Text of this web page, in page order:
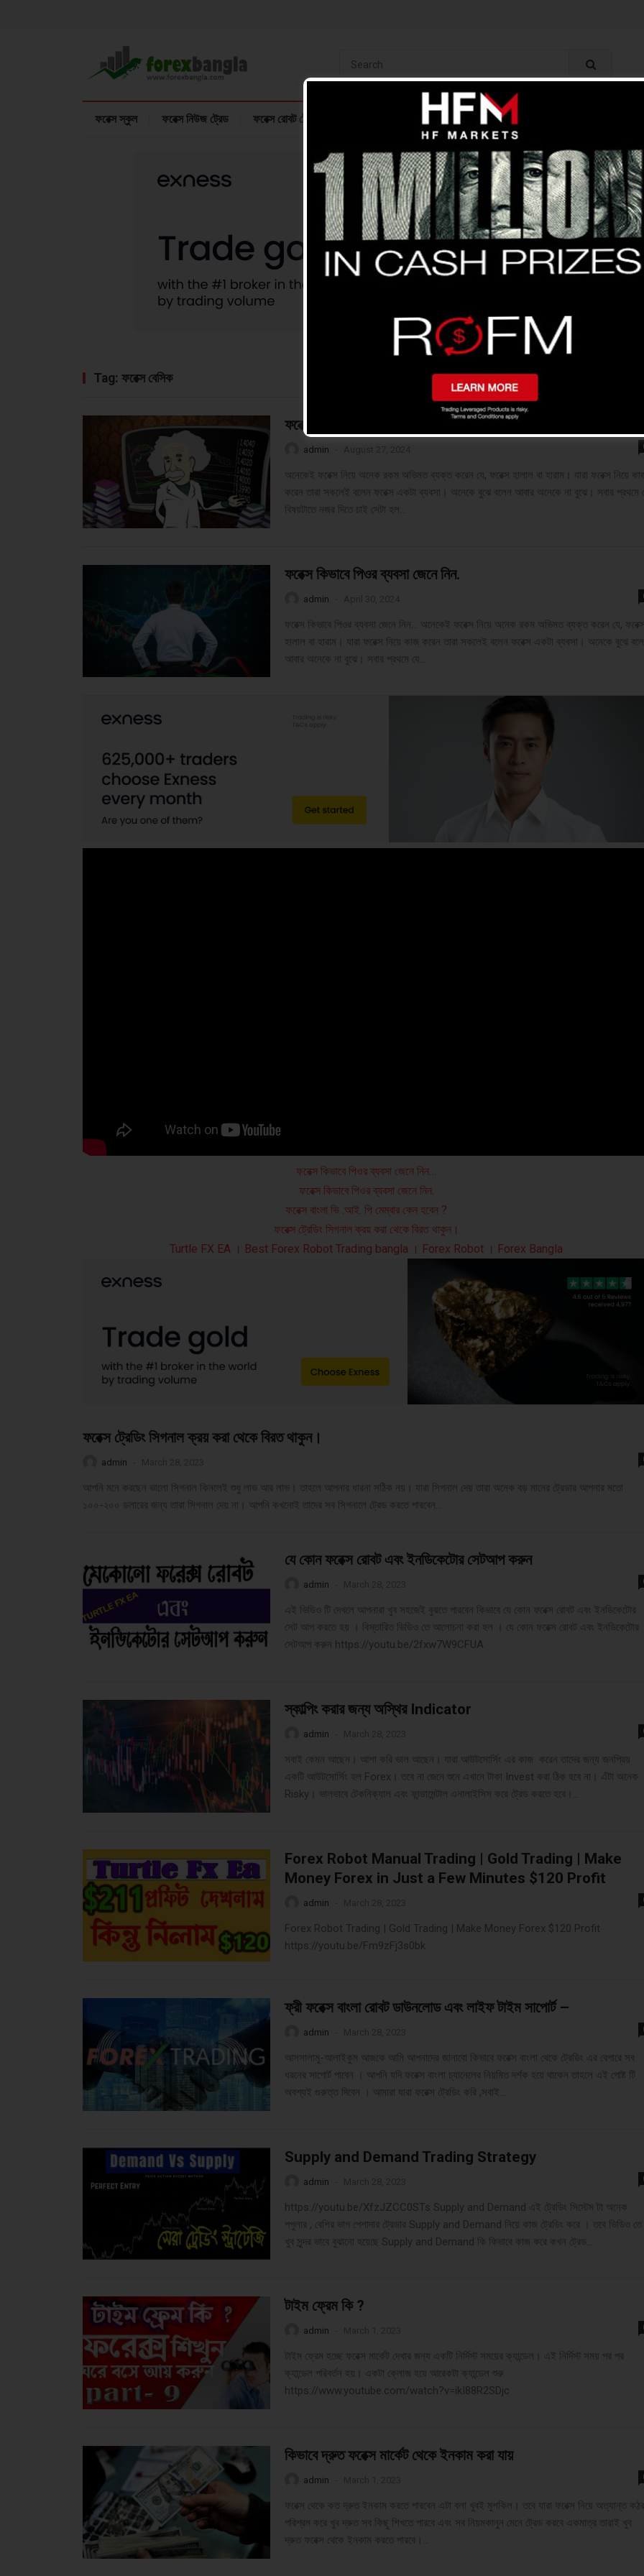
ফরেক্স স্কুল ফরেক্স নিউজ ট্রেড ফরেক্স রোবট ট্রেডিং বেসিক
Tag: ফরেক্স বেসিক
ফরেক্স কিভাবে পিওর ব্যবসা জেনে নিন…
admin
অনেকেই ফরেক্স নিয়ে অনেক রকম অভিমত ব্যক্ত করেন যে, ফরেক্স হালাল বা হারাম। যারা ফরেক্স নিয়ে
করেন তারা সকলেই বলেন ফরেক্স একটা ব্যবসা। অনেকে বুঝে বলেন আবার অনেকে না বুঝে। সবার প্রথমে
বিষয়টাতে নজর দিতে চাই সেটা হল...
ফরেক্স কিভাবে পিওর ব্যবসা জেনে নিন.
admin
ফরেক্স কিভাবে পিওর ব্যবসা জেনে নিন... অনেকেই ফরেক্স নিয়ে অনেক রকম অভিমত ব্যক্ত করেন যে,
হালাল বা হারাম। যারা ফরেক্স নিয়ে কাজ করেন তারা সকলেই বলেন ফরেক্স একটা ব্যবসা। অনেকে বুঝে
আবার অনেকে না বুঝে। সবার প্রথমে যে...
ফরেক্স কিভাবে পিওর ব্যবসা জেনে নিন…
ফরেক্স কিভাবে পিওর ব্যবসা জেনে নিন.
ফরেক্স বাংলা ভি .আই. পি মেম্বার কেন হবেন ?
ফরেক্স ট্রেডিং সিগনাল ক্রয় করা থেকে বিরত থাকুন।
Turtle FX EA । Best Forex Robot Trading bangla । Forex Robot । Forex Bangla
ফরেক্স ট্রেডিং সিগনাল ক্রয় করা থেকে বিরত থাকুন।
admin
আপনি মনে করছেন ভালো সিগনাল কিনলেই শুধু লাভ আর লাভ। তাহলে আপনার ধারনা সঠিক নয়। যারা সিগনাল দেয় তারা অনেক বড় মানের ট্রেডার আপনার মতো
১০০-২০০ ডলারের জন্য তারা সিগনাল দেয় না। আপনি কখনোই তাদের সব সিগনালে ট্রেড করতে পারবেন...
যে কোন ফরেক্স রোবট এবং ইনডিকেটোর সেটআপ করুন
admin
এই ভিডিও টি দেখলে আপনারা খুব সহজেই বুঝতে পারবেন কিভাবে যে কোন ফরেক্স রোবট এবং ইনডিকেটোর
সেট আপ করতে হয় । বিস্তারিত ভিডিও তে আলোচনা করা হল । যে কোন ফরেক্স রোবট এবং ইনডিকেটোর
সেটআপ করুন https://youtu.be/2fxw7W9CFUA
স্কাল্পিং করার জন্য অস্থির Indicator
admin
সবাই কেমন আছেন। আশা করি ভাল আছেন। যারা আউটসোর্সিং এর কাজ করেন তাদের জন্য জনপ্রিয়
একটি আউটসোর্সিং হল Forex। তবে না জেনে শুনে এখানে টাকা Invest করা ঠিক হবে না। এঁটা অনেক
Risky। ভালভাবে টেকনিক্যাল এবং ফান্ডামেন্টাল এনালাইসিস করে ট্রেড করতে হবে।...
Forex Robot Manual Trading | Gold Trading | Make
Money Forex in Just a Few Minutes $120 Profit
admin
Forex Robot Trading | Gold Trading | Make Money Forex $120 Profit
https://youtu.be/Fm9zFj3s0bk
ফ্রী ফরেক্স বাংলা রোবট ডাউনলোড এবং লাইফ টাইম সাপোর্ট –
admin
আসসালামু-আলাইকুম আজকে আমি আপনাদের জানাবো কিভাবে ফরেক্স বাংলা থেকে ট্রেডিং এর বেপারে সব
ধরনের সাপোর্ট পাবেন । আপনি যদি ফরেক্স বাংলা চ্যানেলের নিয়মিত দর্শক হয়ে থাকেন তাহলে এই পোষ্ট টি
অবশ্যই গুরুত্ত দিবেন । আমারা যারা ফরেক্স ট্রেডিং করি ,সবাই...
Supply and Demand Trading Strategy
admin
https://youtu.be/XfzJZCC0STs Supply and Demand এই ট্রেডিং সিস্টেম টা অনেক
পপুলার , বেশির ভাগ পেশাদার ট্রেডার Supply and Demand নিয়ে কাজ ট্রেডিং করে । তবে ভিডিও তে
খুব সুন্দর ভাবে বুঝানো হয়েছে Supply and Demand কি কিভাবে কাজ করে কখন ট্রেড...
টাইম ফ্রেম কি ?
admin
টাইম ফ্রেম হচ্ছে ফরেক্স মার্কেট দেখার জন্য একটি নির্দিস্ট সময়ের ক্যান্ডেল। এই নির্দিস্ট সময় পর পর
ক্যান্ডেল পরিবর্তন হয়। একটা ক্লোজ হয়ে আরেকটা ক্যান্ডেল শুরু
https://www.youtube.com/watch?v=ikI88R2SDjc
কিভাবে দ্রুত ফরেক্স মার্কেট থেকে ইনকাম করা যায়
admin
ফরেক্স থেকে কত দ্রুত ইনকাম করতে পারবেন এটা বলা খুবই মুশকিল। তবে যারা ফরেক্স নিয়ে অত্যান্ত কঠর
পরিশ্রম করে খুব দ্রুত সব কিছু শিখতে পারবে এবং সব নিয়মকানুন মেনে ট্রেড করবে একমাত্র তারাই খুব
দ্রুত ফরেক্স থেকে ইনকাম করতে পারবে।...